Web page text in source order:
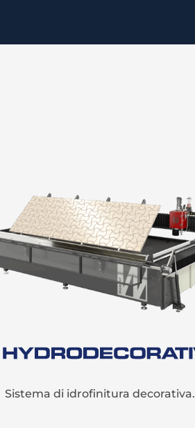
Sistema di idrofinitura decorativa.